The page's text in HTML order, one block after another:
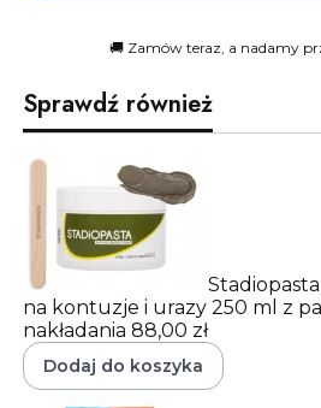
🚚 Zamów teraz, a nadamy
Sprawdź również
na kontuzje i urazy 250 ml z
nakładania 88,00 zł
Dodaj do koszyka